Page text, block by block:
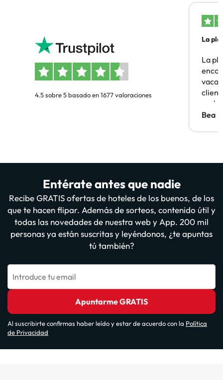
4.5 sobre 5 basado en 1677 valoraciones
La
La
Bea
Entérate antes que nadie
Recibe GRATIS ofertas de hoteles de los buenos, de los
que te hacen flipar. Además de sorteos, contenido útil y
todas las novedades de nuestra web y App. 200 mil
personas ya están suscritas y leyéndonos, ¿te apuntas
tú también?
Introduce tu email
Apuntarme GRATIS
Al suscribirte confirmas haber leído y estar de acuerdo con la Política
de Privacidad